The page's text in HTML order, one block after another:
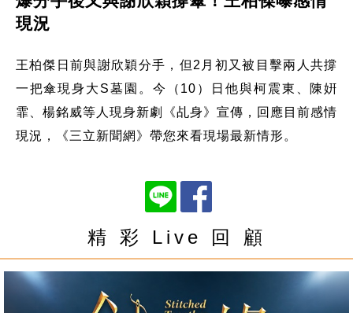
現況
王柏傑日前與謝欣穎分手，但2月初又被目擊兩人共撐
一把傘現身大S墓園。今（10）日他與柯震東、陳姸
霏、楊銘威等人現身新劇《乩身》宣傳，回應目前感情
現況，《三立新聞網》帶您來看現場最新情形。
精 彩 Live 回 顧